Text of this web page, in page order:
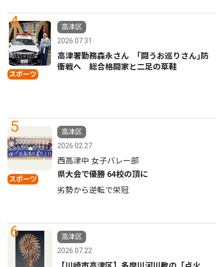
4
スポーツ
高津区
2026.07.31
高津署勤務森永さん ｢闘うお巡りさん｣防
衛戦へ 総合格闘家と二足の草鞋
5
スポーツ
高津区
2026.02.27
西高津中 女子バレー部
県大会で優勝 64校の頂に
劣勢から逆転で栄冠
6
高津区
2026.07.22